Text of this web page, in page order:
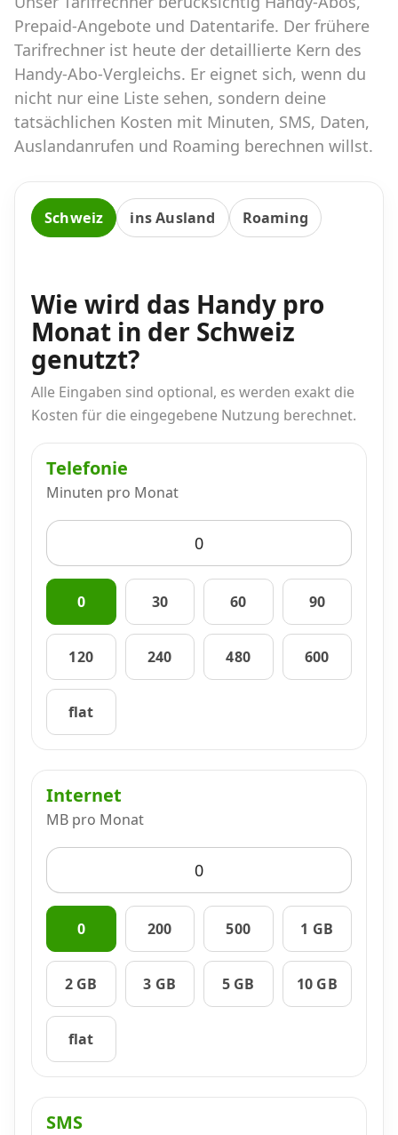
Abos für Tablets, Hotspots und Smart
Watches
Tarifrechner Handy-Abo
Der gute alte Tarifrechner im neuen Design
Infos
Mobilfunknetz Schweiz
Handy-Abo-Aktionen
Handy-Abo kündigen oder
wechseln
Alle Mobile-Vergleiche
Internet, TV, Telefon
Aktionen
News
Forum
Über uns
Datenschutz·AGB·Impressum
Prepaid-Angebote und Datentarife. Der frühere
Tarifrechner ist heute der detaillierte Kern des
Handy-Abo-Vergleichs. Er eignet sich, wenn du
nicht nur eine Liste sehen, sondern deine
tatsächlichen Kosten mit Minuten, SMS, Daten,
Auslandanrufen und Roaming berechnen willst.
Schweiz ins Ausland Roaming
Wie wird das Handy pro
Monat in der Schweiz
genutzt?
Alle Eingaben sind optional, es werden exakt die
Kosten für die eingegebene Nutzung berechnet.
Telefonie
Minuten pro Monat
0 30 60 90
120 240 480 600
flat
Internet
MB pro Monat
0 200 500 1 GB
2 GB 3 GB 5 GB 10 GB
flat
SMS